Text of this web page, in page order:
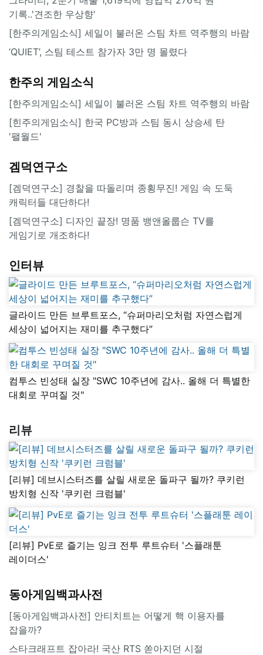
기록..'견조한 우상향'
[한주의게임소식] 세일이 불러온 스팀 차트 역주행의 바람
‘QUIET’, 스팀 테스트 참가자 3만 명 몰렸다
한주의 게임소식
[한주의게임소식] 세일이 불러온 스팀 차트 역주행의 바람
[힌주의게임소식] 한국 PC방과 스팀 동시 상승세 탄
'팰월드'
겜덕연구소
[겜덕연구소] 경찰을 따돌리며 종횡무진! 게임 속 도둑
캐릭터들 대단하다!
[겜덕연구소] 디자인 끝장! 명품 뱅앤올룹슨 TV를
게임기로 개조하다!
인터뷰
글라이드 만든 브루트포스, “슈퍼마리오처럼 자연스럽게
세상이 넓어지는 재미를 추구했다”
컴투스 빈성태 실장 "SWC 10주년에 감사.. 올해 더 특별한
대회로 꾸며질 것"
리뷰
[리뷰] 데브시스터즈를 살릴 새로운 돌파구 될까? 쿠키런
방치형 신작 '쿠키런 크럼블'
[리뷰] PvE로 즐기는 잉크 전투 루트슈터 '스플래툰
레이더스'
동아게임백과사전
[동아게임백과사전] 안티치트는 어떻게 핵 이용자를
잡을까?
스타크래프트 잡아라! 국산 RTS 쏟아지던 시절